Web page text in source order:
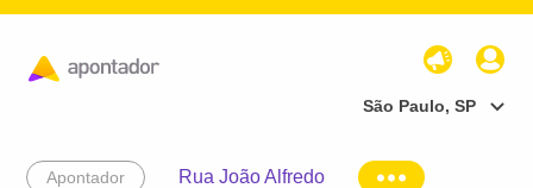
São Paulo, SP
Apontador Rua João Alfredo